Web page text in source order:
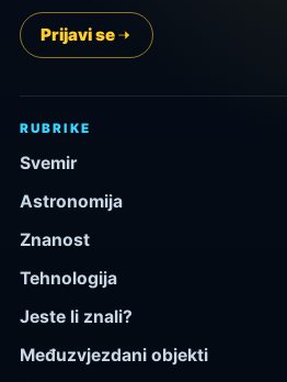
Prijavi se
RUBRIKE
Svemir
Astronomija
Znanost
Tehnologija
Jeste li znali?
Međuzvjezdani objekti